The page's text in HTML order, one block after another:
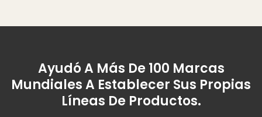
Ayudó A Más De 100 Marcas
Mundiales A Establecer Sus Propias
Líneas De Productos.